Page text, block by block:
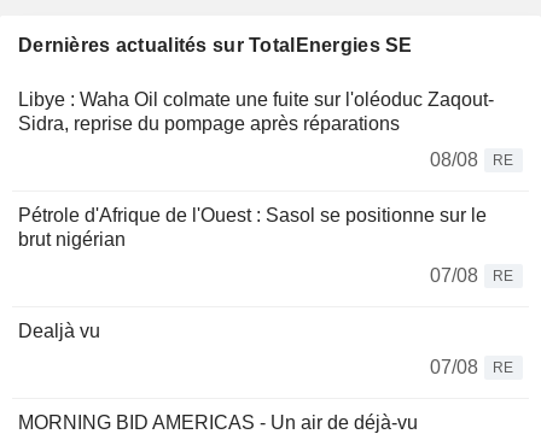
Dernières actualités sur TotalEnergies SE
Libye : Waha Oil colmate une fuite sur l'oléoduc Zaqout-
Sidra, reprise du pompage après réparations
08/08
RE
Pétrole d'Afrique de l'Ouest : Sasol se positionne sur le
brut nigérian
07/08
RE
Dealjà vu
07/08
RE
MORNING BID AMERICAS - Un air de déjà-vu